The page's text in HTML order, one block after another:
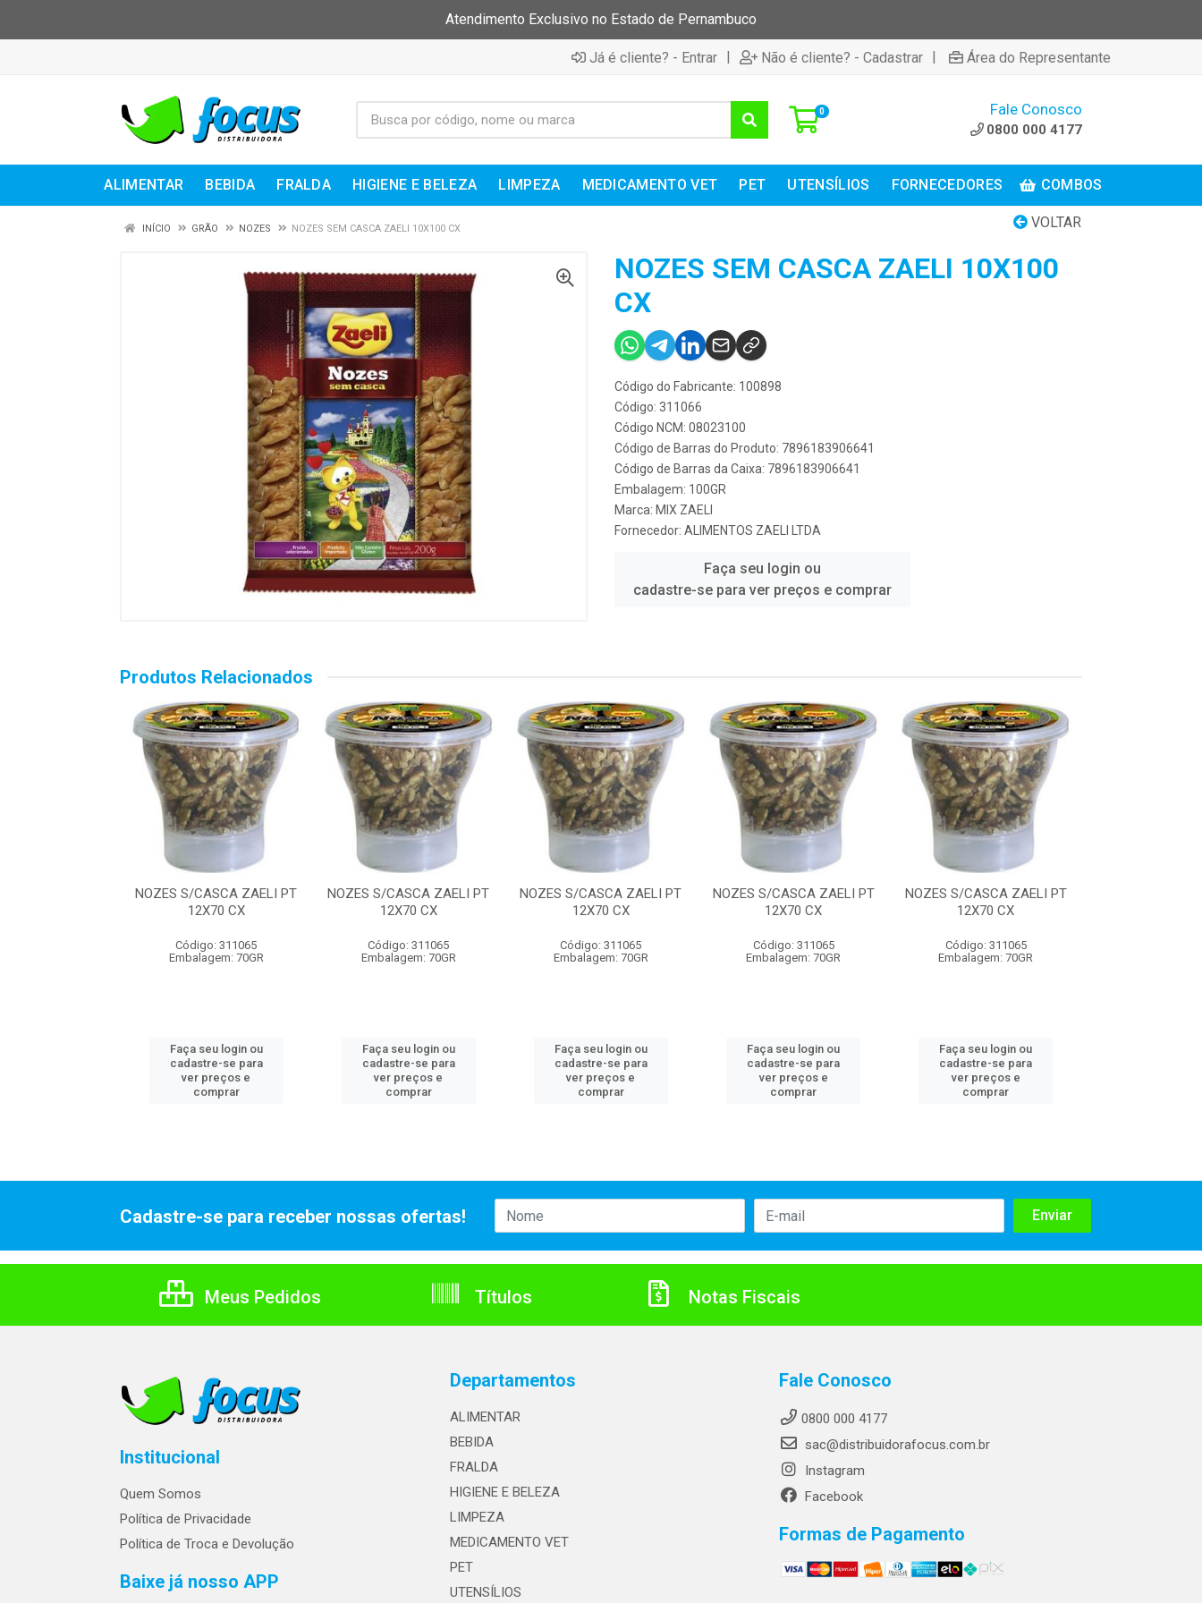
Atendimento Exclusivo no Estado de Pernambuco
Já é cliente? - Entrar | Não é cliente? - Cadastrar | Área do Representante
0 Fale Conosco
0800 000 4177
ALIMENTAR BEBIDA FRALDA HIGIENE E BELEZA LIMPEZA MEDICAMENTO VET PET UTENSÍLIOS FORNECEDORES COMBOS
VOLTAR
INÍCIO GRÃO NOZES NOZES SEM CASCA ZAELI 10X100 CX
NOZES SEM CASCA ZAELI 10X100
CX
Código do Fabricante: 100898
Código: 311066
Código NCM: 08023100
Código de Barras do Produto: 7896183906641
Código de Barras da Caixa: 7896183906641
Embalagem: 100GR
Marca: MIX ZAELI
Fornecedor: ALIMENTOS ZAELI LTDA
Faça seu login ou
cadastre-se para ver preços e comprar
Produtos Relacionados
NOZES S/CASCA ZAELI PT
12X70 CX
Código: 311065
Embalagem: 70GR
Faça seu login ou
cadastre-se para
ver preços e
comprar
NOZES S/CASCA ZAELI PT
12X70 CX
Código: 311065
Embalagem: 70GR
Faça seu login ou
cadastre-se para
ver preços e
comprar
NOZES S/CASCA ZAELI PT
12X70 CX
Código: 311065
Embalagem: 70GR
Faça seu login ou
cadastre-se para
ver preços e
comprar
NOZES S/CASCA ZAELI PT
12X70 CX
Código: 311065
Embalagem: 70GR
Faça seu login ou
cadastre-se para
ver preços e
comprar
NOZES S/CASCA ZAELI PT
12X70 CX
Código: 311065
Embalagem: 70GR
Faça seu login ou
cadastre-se para
ver preços e
comprar
Cadastre-se para receber nossas ofertas!
Meus Pedidos Títulos Notas Fiscais
Institucional
Quem Somos
Política de Privacidade
Política de Troca e Devolução
Baixe já nosso APP
Departamentos
ALIMENTAR
BEBIDA
FRALDA
HIGIENE E BELEZA
LIMPEZA
MEDICAMENTO VET
PET
UTENSÍLIOS
Fale Conosco
0800 000 4177
sac@distribuidorafocus.com.br
Instagram
Facebook
Formas de Pagamento